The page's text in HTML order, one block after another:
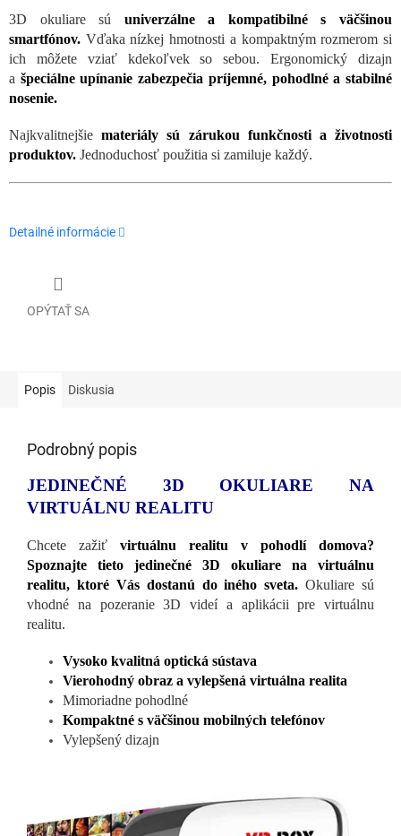
3D okuliare sú univerzálne a kompatibilné s väčšinou
smartfónov. Vďaka nízkej hmotnosti a kompaktným rozmerom si
ich môžete vziať kdekoľvek so sebou. Ergonomický dizajn
a špeciálne upínanie zabezpečia príjemné, pohodlné a stabilné
nosenie.
Najkvalitnejšiemateriály sú zárukou funkčnosti a životnosti
produktov. Jednoduchosť použitia si zamiluje každý.
Detailné informácie
OPÝTAŤ SA
Popis Diskusia
Podrobný popis
JEDINEČNÉ 3D OKULIARE NA
VIRTUÁLNU REALITU
Chcete zažiť virtuálnu realitu v pohodlí domova?
Spoznajte tieto jedinečné 3D okuliare na virtuálnu
realitu, ktoré Vás dostanú do iného sveta. Okuliare sú
vhodné na pozeranie 3D videí a aplikácii pre virtuálnu
realitu.
Vysoko kvalitná optická sústava
Vierohodný obraz a vylepšená virtuálna realita
Mimoriadne pohodlné
Kompaktné s väčšinou mobilných telefónov
Vylepšený dizajn